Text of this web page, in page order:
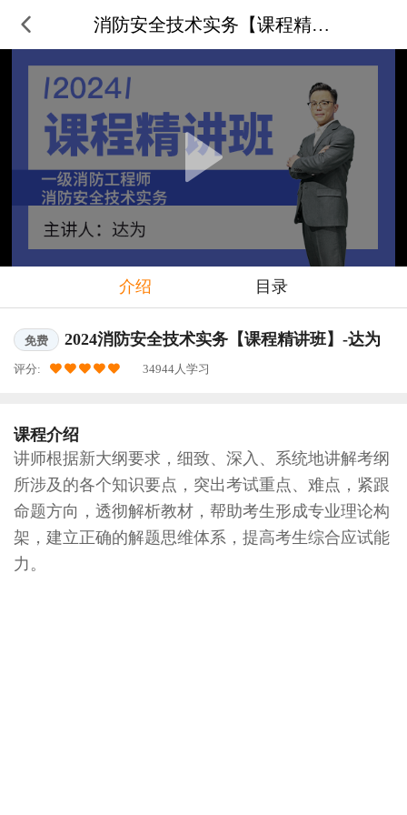
消防安全技术实务【课程精讲班】-
介绍 目录
免费 2024消防安全技术实务【课程精讲班】-达为
评分: 34944人学习
课程介绍
讲师根据新大纲要求，细致、深入、系统地讲解考纲
所涉及的各个知识要点，突出考试重点、难点，紧跟
命题方向，透彻解析教材，帮助考生形成专业理论构
架，建立正确的解题思维体系，提高考生综合应试能
力。